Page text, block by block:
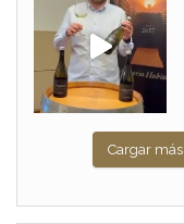
Cargar más